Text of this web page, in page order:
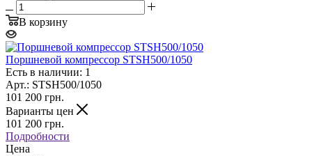
В корзину
Поршневой компрессор STSH500/1050
Есть в наличии: 1
Арт.: STSH500/1050
101 200 грн.
Варианты цен
101 200 грн.
Подробности
Цена